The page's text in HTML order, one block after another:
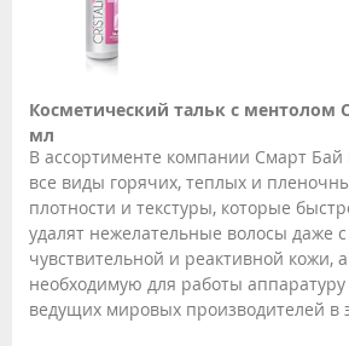
Косметический тальк с ментолом
мл
В ассортименте компании Смарт
все виды горячих, теплых и
плотности и текстуры, которые
удалят нежелательные волосы даже
чувствительной и реактивной кожи,
необходимую для работы аппаратуру
ведущих мировых производителей в